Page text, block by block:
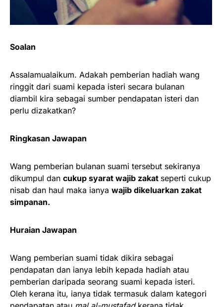
Soalan
Assalamualaikum. Adakah pemberian hadiah wang
ringgit dari suami kepada isteri secara bulanan
diambil kira sebagai sumber pendapatan isteri dan
perlu dizakatkan?
Ringkasan Jawapan
Wang pemberian bulanan suami tersebut sekiranya
dikumpul dan cukup syarat wajib zakat seperti cukup
nisab dan haul maka ianya wajib dikeluarkan zakat
simpanan.
Huraian Jawapan
Wang pemberian suami tidak dikira sebagai
pendapatan dan ianya lebih kepada hadiah atau
pemberian daripada seorang suami kepada isteri.
Oleh kerana itu, ianya tidak termasuk dalam kategori